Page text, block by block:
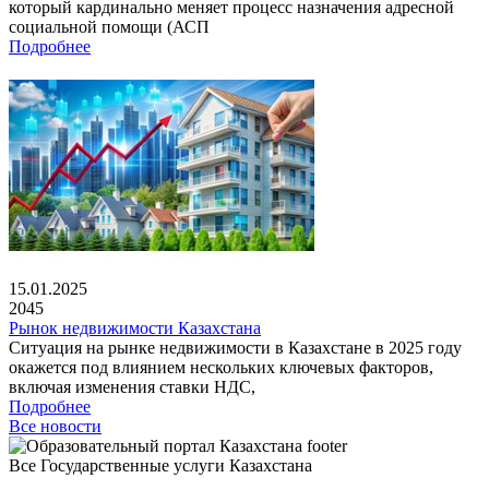
который кардинально меняет процесс назначения адресной
социальной помощи (АСП
Подробнее
15.01.2025
2045
Рынок недвижимости Казахстана
Ситуация на рынке недвижимости в Казахстане в 2025 году
окажется под влиянием нескольких ключевых факторов,
включая изменения ставки НДС,
Подробнее
Все новости
Все Государственные услуги Казахстана